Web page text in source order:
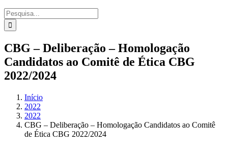
Procurar
por:
CBG – Deliberação – Homologação
Candidatos ao Comitê de Ética CBG
2022/2024
Início
2022
2022
CBG – Deliberação – Homologação Candidatos ao Comitê
de Ética CBG 2022/2024